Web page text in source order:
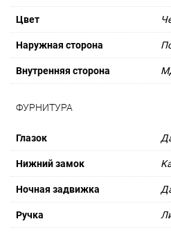
Цвет
Наружная сторона
Внутренняя сторона
ФУРНИТУРА
Глазок
Нижний замок
Ночная задвижка
Ручка